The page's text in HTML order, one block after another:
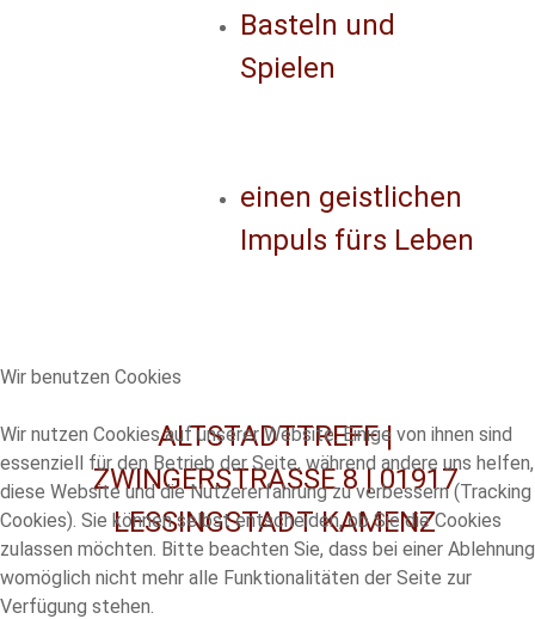
Basteln und
Spielen
einen geistlichen
Impuls fürs Leben
ALTSTADTTREFF |
ZWINGERSTRASSE 8 | 01917
LESSINGSTADT KAMENZ
Wir benutzen Cookies
Wir nutzen Cookies auf unserer Website. Einige von ihnen sind
essenziell für den Betrieb der Seite, während andere uns helfen,
diese Website und die Nutzererfahrung zu verbessern (Tracking
Cookies). Sie können selbst entscheiden, ob Sie die Cookies
zulassen möchten. Bitte beachten Sie, dass bei einer Ablehnung
womöglich nicht mehr alle Funktionalitäten der Seite zur
Verfügung stehen.